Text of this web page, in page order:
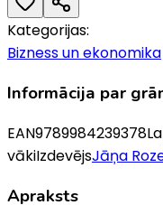
Kategorijas:
Bizness un ekonomika
Informācija par
EAN9789984239378
vākiIzdevējsJāņa
Apraksts